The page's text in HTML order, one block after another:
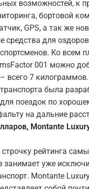
возможностей, к
бортовой
GPS, а так же
средства для
Ко всем
001 можно
всего 7
была
поездок по
на дальние
Montante
рейтинга
занимает уже
Montante